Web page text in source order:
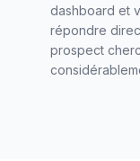
dashboard et
répondre
prospect